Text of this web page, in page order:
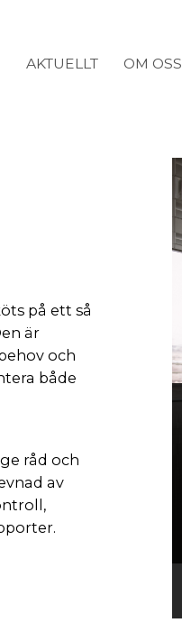
AKTUELLT OM OSS
på ett så
är
och
både
råd och
av